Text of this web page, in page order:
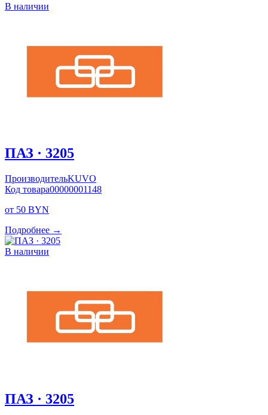
В наличии
ПАЗ · 3205
ПроизводительKUVO
Код товара00000001148
от 50 BYN
Подробнее →
В наличии
ПАЗ · 3205